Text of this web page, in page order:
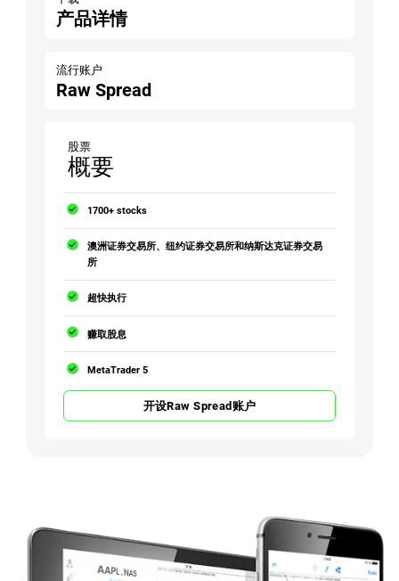
产品详情
流行账户
Raw Spread
股票
概要
1700+ stocks
澳洲证券交易所、纽约证券交易所和纳斯达克证券交易
所
超快执行
赚取股息
MetaTrader 5
开设Raw Spread账户